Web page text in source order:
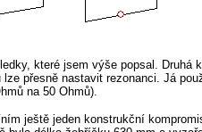
které jsem výše popsal.
přesně nastavit rezonanci. Já
na 50 Ohmů).
ještě jeden konstrukční